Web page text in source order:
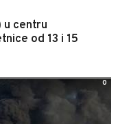
u centru
od 13 i 15
0